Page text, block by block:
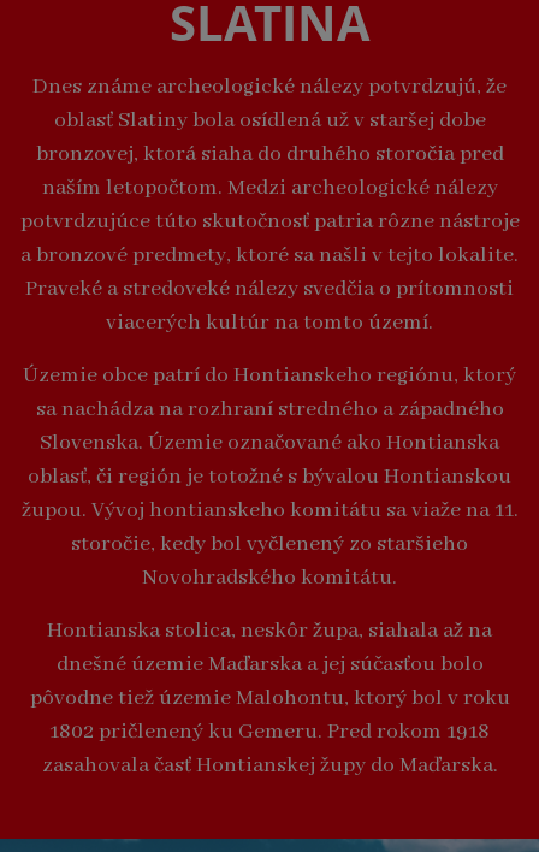
SLATINA
Dnes známe archeologické nálezy potvrdzujú, že
oblasť Slatiny bola osídlená už v staršej dobe
bronzovej, ktorá siaha do druhého storočia pred
naším letopočtom. Medzi archeologické nálezy
potvrdzujúce túto skutočnosť patria rôzne nástroje
a bronzové predmety, ktoré sa našli v tejto lokalite.
Praveké a stredoveké nálezy svedčia o prítomnosti
viacerých kultúr na tomto území.
Územie obce patrí do Hontianskeho regiónu, ktorý
sa nachádza na rozhraní stredného a západného
Slovenska. Územie označované ako Hontianska
oblasť, či región je totožné s bývalou Hontianskou
župou. Vývoj hontianskeho komitátu sa viaže na 11.
storočie, kedy bol vyčlenený zo staršieho
Novohradského komitátu.
Hontianska stolica, neskôr župa, siahala až na
dnešné územie Maďarska a jej súčasťou bolo
pôvodne tiež územie Malohontu, ktorý bol v roku
1802 pričlenený ku Gemeru. Pred rokom 1918
zasahovala časť Hontianskej župy do Maďarska.